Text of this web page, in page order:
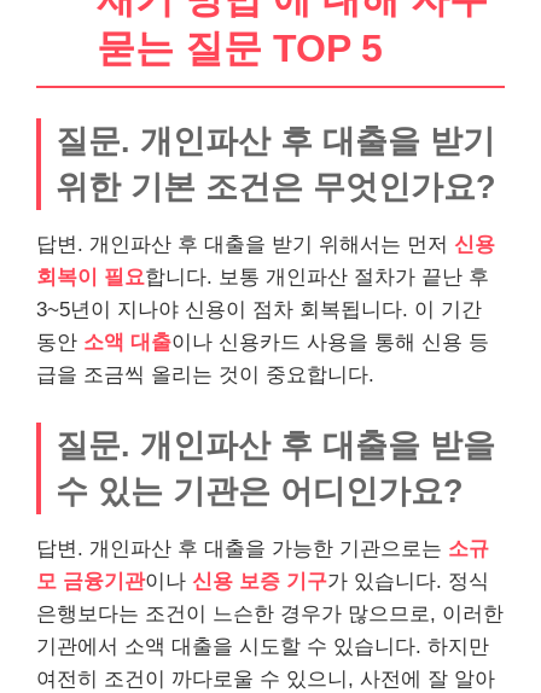
묻는 질문 TOP 5
질문. 개인파산 후 대출을 받기
위한 기본 조건은 무엇인가요?
답변. 개인파산 후 대출을 받기 위해서는 먼저 신용
회복이 필요합니다. 보통 개인파산 절차가 끝난 후
3~5년이 지나야 신용이 점차 회복됩니다. 이 기간
동안 소액 대출이나 신용카드 사용을 통해 신용 등
급을 조금씩 올리는 것이 중요합니다.
질문. 개인파산 후 대출을 받을
수 있는 기관은 어디인가요?
답변. 개인파산 후 대출을 가능한 기관으로는 소규
모 금융기관이나 신용 보증 기구가 있습니다. 정식
은행보다는 조건이 느슨한 경우가 많으므로, 이러한
기관에서 소액 대출을 시도할 수 있습니다. 하지만
여전히 조건이 까다로울 수 있으니, 사전에 잘 알아